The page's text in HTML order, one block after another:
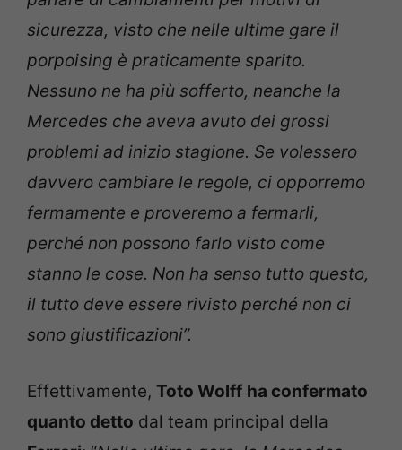
sicurezza, visto che nelle ultime gare il
porpoising è praticamente sparito.
Nessuno ne ha più sofferto, neanche la
Mercedes che aveva avuto dei grossi
problemi ad inizio stagione. Se volessero
davvero cambiare le regole, ci opporremo
fermamente e proveremo a fermarli,
perché non possono farlo visto come
stanno le cose. Non ha senso tutto questo,
il tutto deve essere rivisto perché non ci
sono giustificazioni”.
Effettivamente, Toto Wolff ha confermato
quanto detto dal team principal della